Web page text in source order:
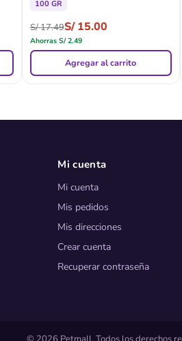
100 GR
S/17.49S/15.00
Ahorras S/2.49
Agregar al carrito
Mi cuenta
Mi cuenta
Mis pedidos
Mis direcciones
Crear cuenta
Recuperar contraseña